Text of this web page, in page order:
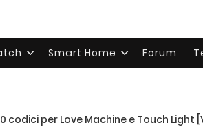
Smart Home Forum
codici per Love Machine e Touch Light